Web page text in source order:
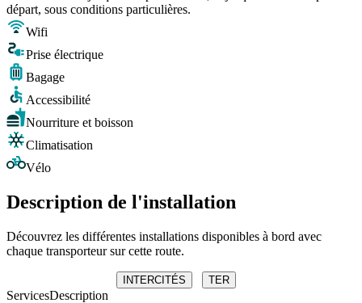
départ, sous conditions particulières.
Wifi
Prise électrique
Bagage
Accessibilité
Nourriture et boisson
Climatisation
Vélo
Description de l'installation
Découvrez les différentes installations disponibles à bord avec
chaque transporteur sur cette route.
INTERCITÉS TER
ServicesDescription